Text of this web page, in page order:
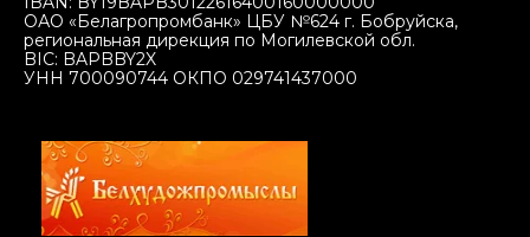
ОАО «Белагропромбанк» ЦБУ №624 г. Бобруйска,
региональная дирекция по Могилевской обл.
BIC: BAPBBY2X
УНН 700090744 ОКПО 029741437000